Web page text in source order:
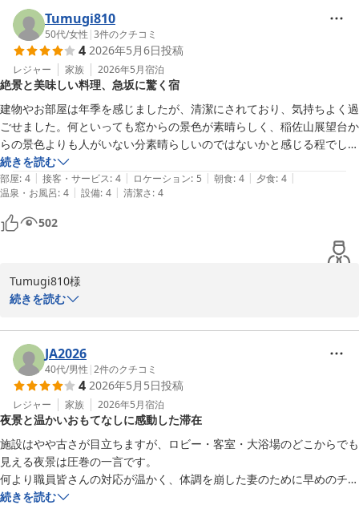
のご意見、貴重なご指摘として受け止めさせていただきます。お客
様にご満足いただけるサービスを提供できるよう、引き続き努めて
参ります。
またのご利用を心よりお待ち申し上げます。
にっしょうかん新館梅松鶴
2026-06-20
Tumugi810
50代/女性 |3件のクチコミ
4 2026年5月6日投稿
レジャー 家族 2026年5月宿泊
絶景と美味しい料理、急坂に驚く宿
建物やお部屋は年季を感じましたが、清潔にされており、気持ちよく過
ごせました。何といっても窓からの景色が素晴らしく、稲佐山展望台か
らの景色よりも人がいない分素晴らしいのではないかと感じる程でした
（稲佐山にも行きました）。露天風呂からも景色が楽しめます。高台に
あるからこそ素晴らしい景色なのですが、宿の駐車場までの道が凄い急
坂でびっくりしました。さすが坂の街！初のしっぽく料理も眼と舌で楽
しめました。特に角煮が絶品！ありがとうございました。
続きを読む
部屋: 4 | 接客・サービス: 4 | ロケーション: 5 | 朝食: 4 | 夕食: 4 |
温泉・お風呂: 4 | 設備: 4 | 清潔さ: 4
502
Tumugi810様
がとうございました。部屋や建物の老朽化は否めませんが清潔さに
ご満足いただけたこと、大変嬉しく思っております。また、窓から
の素晴らしい景色や露天風呂からの眺めを楽しんでいただけたとの
ことで安心しております。
駐車場までの急坂に関しては、坂の街ならではの特徴であり、驚か
れたことと存じます。お客様にとって安全で快適なご滞在を提供で
きるよう努めて参りますので、何卒ご理解賜りますようお願い申し
上げます。長崎の郷土料理のしっぽく料理もお楽しみいただけたよ
うで、特に角煮が気に入っていただけたこと、大変光栄に思いま
す。
続きを読む
JA2026
40代/男性 |2件のクチコミ
4 2026年5月5日投稿
レジャー 家族 2026年5月宿泊
夜景と温かいおもてなしに感動した滞在
施設はやや古さが目立ちますが、ロビー・客室・大浴場のどこからでも
見える夜景は圧巻の一言です。
​何より職員皆さんの対応が温かく、体調を崩した妻のために早めのチェ
ックインを融通してくださり大変助かりました。食事会場でも、子供に
続きを読む